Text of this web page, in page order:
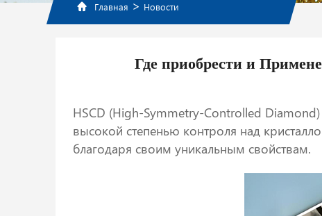
Главная > Новости
Где приобрести и
HSCD (High-Symmetry-Controlled
высокой степенью контроля над
благодаря своим уникальным свойствам.